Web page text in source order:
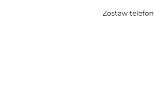
Zostaw telefon